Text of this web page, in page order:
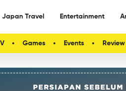
Japan Travel Entertainment
Games Events Review